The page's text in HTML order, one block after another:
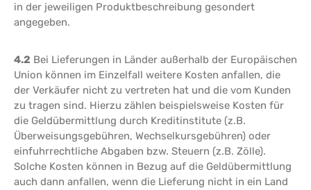
in der jeweiligen Produktbeschreibung gesondert
angegeben.
4.2 Bei Lieferungen in Länder außerhalb der Europäischen
Union können im Einzelfall weitere Kosten anfallen, die
der Verkäufer nicht zu vertreten hat und die vom Kunden
zu tragen sind. Hierzu zählen beispielsweise Kosten für
die Geldübermittlung durch Kreditinstitute (z.B.
Überweisungsgebühren, Wechselkursgebühren) oder
einfuhrrechtliche Abgaben bzw. Steuern (z.B. Zölle).
Solche Kosten können in Bezug auf die Geldübermittlung
auch dann anfallen, wenn die Lieferung nicht in ein Land